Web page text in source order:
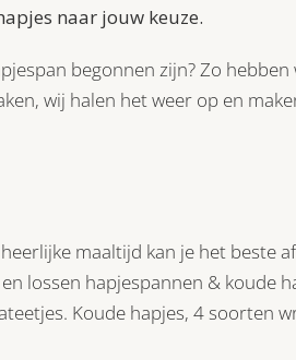
naar jouw keuze.
begonnen zijn? Zo
wij halen het weer op en
maaltijd kan je het beste
lossen hapjespannen & koude
Koude hapjes, 4 soorten